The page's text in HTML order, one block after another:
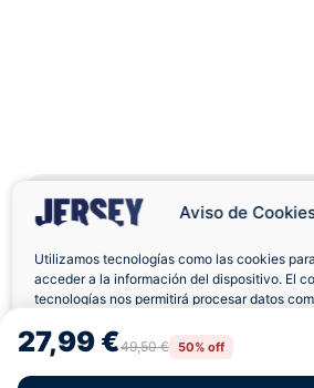
Aviso de
Utilizamos tecnologías como las cookies
acceder a la información del dispositivo. El
tecnologías nos permitirá procesar datos
retirar el consentimiento, puede afectar
características y funciones.
Rechazar
27,99 €49,50 € 50% off
Envíos a Domicilio